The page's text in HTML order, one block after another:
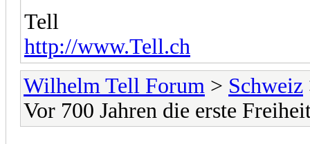
Tell
http://www.Tell.ch
Wilhelm Tell Forum > Schweiz
Vor 700 Jahren die erste